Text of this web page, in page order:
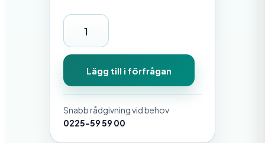
G
u
m
m
i
d
Lägg till i förfrågan
Snabb rådgivning vid behov
0225-59 59 00